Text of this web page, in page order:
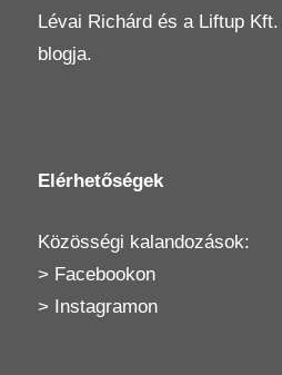
Lévai Richárd és a Liftup Kft.
blogja.
Elérhetőségek
Közösségi kalandozások:
> Facebookon
> Instagramon